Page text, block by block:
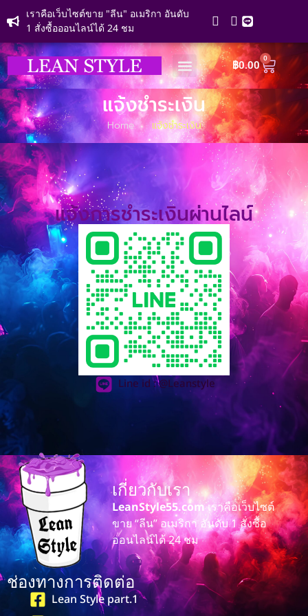
เราคือเว็บไซต์ขาย "ลีน" อเมริกา อันดับ
1 สั่งซื้อออนไลน์ได้ 24 ชม
฿0.00
0
แจ้งชำระเงิน
Home แจ้งชำระเงิน
แจ้งการชำระเงินผ่านไลน์
Line id : @Leanstyle
เกี่ยวกับเรา
LeanStyle55.comเราคือเว็บไซต์
ขาย “ลีน” อเมริกา อันดับ 1 สั่งซื้อ
ออนไลน์ได้ 24 ชม
ช่องทางการติดต่อ
Lean Style part.1